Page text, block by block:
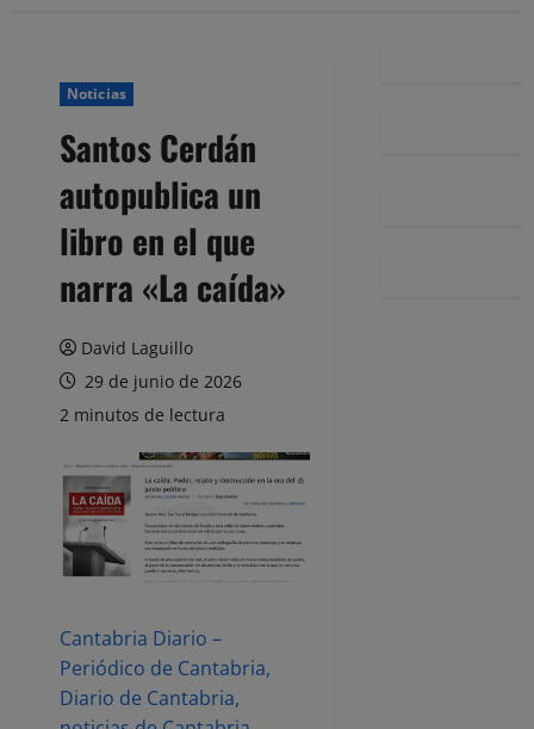
Noticias
Santos Cerdán
autopublica un
libro en el que
narra «La caída»
David Laguillo
29 de junio de 2026
2 minutos de lectura
Cantabria Diario –
Periódico de Cantabria,
Diario de Cantabria,